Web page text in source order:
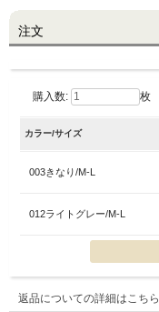
注文
購入数: 枚
カラー/サイズ
003きなり/M-L
012ライトグレー/M-L
返品についての詳細はこちら